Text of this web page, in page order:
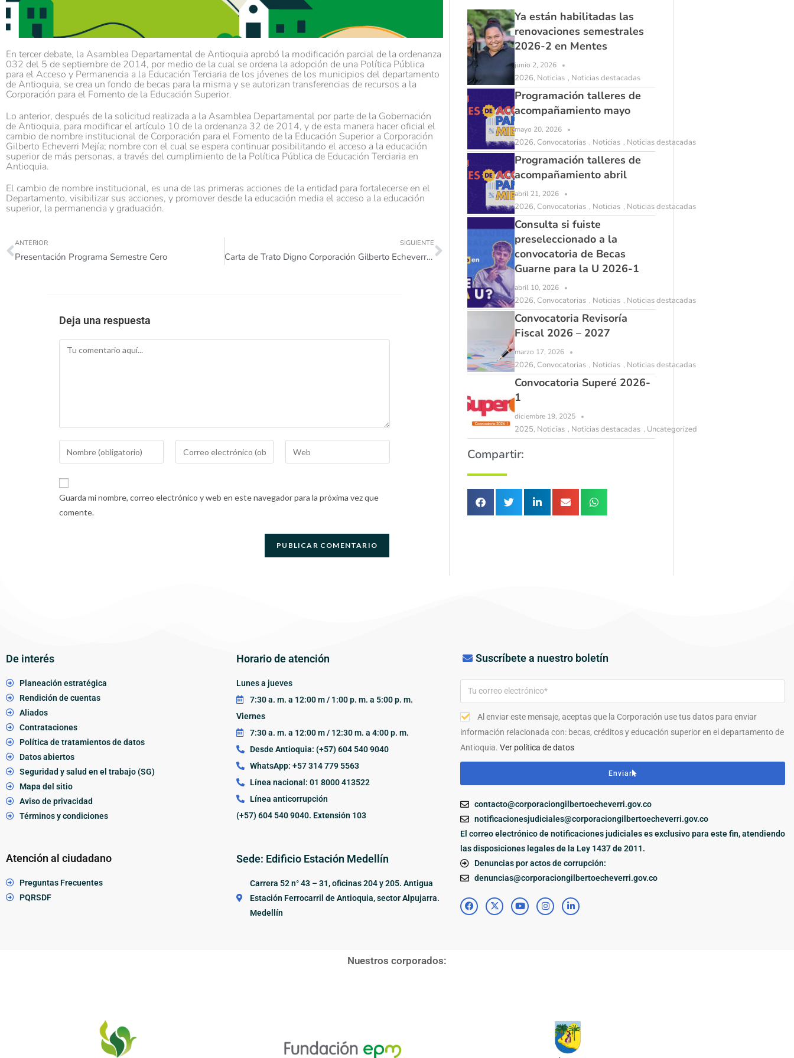
En tercer debate, la Asamblea Departamental de Antioquia aprobó la modificación parcial de la ordenanza
032 del 5 de septiembre de 2014, por medio de la cual se ordena la adopción de una Política Pública
para el Acceso y Permanencia a la Educación Terciaria de los jóvenes de los municipios del departamento
de Antioquia, se crea un fondo de becas para la misma y se autorizan transferencias de recursos a la
Corporación para el Fomento de la Educación Superior.
Lo anterior, después de la solicitud realizada a la Asamblea Departamental por parte de la Gobernación
de Antioquia, para modificar el artículo 10 de la ordenanza 32 de 2014, y de esta manera hacer oficial el
cambio de nombre institucional de Corporación para el Fomento de la Educación Superior a Corporación
Gilberto Echeverri Mejía; nombre con el cual se espera continuar posibilitando el acceso a la educación
superior de más personas, a través del cumplimiento de la Política Pública de Educación Terciaria en
Antioquia.
El cambio de nombre institucional, es una de las primeras acciones de la entidad para fortalecerse en el
Departamento, visibilizar sus acciones, y promover desde la educación media el acceso a la educación
superior, la permanencia y graduación.
ANTERIOR
Presentación Programa Semestre Cero
SIGUIENTE
Carta de Trato Digno Corporación Gilberto Echeverri Mejía.
Deja una respuesta
Guarda mi nombre, correo electrónico y web en este navegador para la próxima vez que
comente.
Ya están habilitadas las
renovaciones semestrales
2026-2 en Mentes
junio 2, 2026
2026, Noticias , Noticias destacadas
Programación talleres de
acompañamiento mayo
mayo 20, 2026
2026, Convocatorias , Noticias , Noticias destacadas
Programación talleres de
acompañamiento abril
abril 21, 2026
2026, Convocatorias , Noticias , Noticias destacadas
Consulta si fuiste
preseleccionado a la
convocatoria de Becas
Guarne para la U 2026-1
abril 10, 2026
2026, Convocatorias , Noticias , Noticias destacadas
Convocatoria Revisoría
Fiscal 2026 – 2027
marzo 17, 2026
2026, Convocatorias , Noticias , Noticias destacadas
Convocatoria Superé 2026-
1
diciembre 19, 2025
2025, Noticias , Noticias destacadas , Uncategorized
Compartir:
De interés
Planeación estratégica
Rendición de cuentas
Aliados
Contrataciones
Política de tratamientos de datos
Datos abiertos
Seguridad y salud en el trabajo (SG)
Mapa del sitio
Aviso de privacidad
Términos y condiciones
Atención al ciudadano
Preguntas Frecuentes
PQRSDF
Horario de atención
Lunes a jueves
7:30 a. m. a 12:00 m / 1:00 p. m. a 5:00 p. m.
Viernes
7:30 a. m. a 12:00 m / 12:30 m. a 4:00 p. m.
Desde Antioquia: (+57) 604 540 9040
WhatsApp: +57 314 779 5563
Línea nacional: 01 8000 413522
Línea anticorrupción
(+57) 604 540 9040. Extensión 103
Sede: Edificio Estación Medellín
Carrera 52 n° 43 – 31, oficinas 204 y 205. Antigua
Estación Ferrocarril de Antioquia, sector Alpujarra.
Medellín
Suscríbete a nuestro boletín
Al enviar este mensaje, aceptas que la Corporación use tus datos para enviar
información relacionada con: becas, créditos y educación superior en el departamento de
Antioquia.Ver política de datos
Enviar
contacto@corporaciongilbertoecheverri.gov.co
notificacionesjudiciales@corporaciongilbertoecheverri.gov.co
El correo electrónico de notificaciones judiciales es exclusivo para este fin, atendiendo
las disposiciones legales de la Ley 1437 de 2011.
Denuncias por actos de corrupción:
denuncias@corporaciongilbertoecheverri.gov.co
Nuestros corporados: